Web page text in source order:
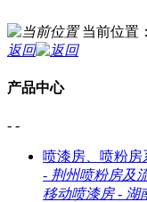
当前位置：
返回
产品中心
- -
喷漆房、喷粉房
- 荆州喷粉房及
移动喷漆房 - 湖